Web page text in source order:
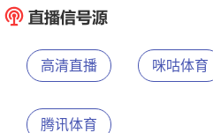
高清直播 咪咕体育
腾讯体育